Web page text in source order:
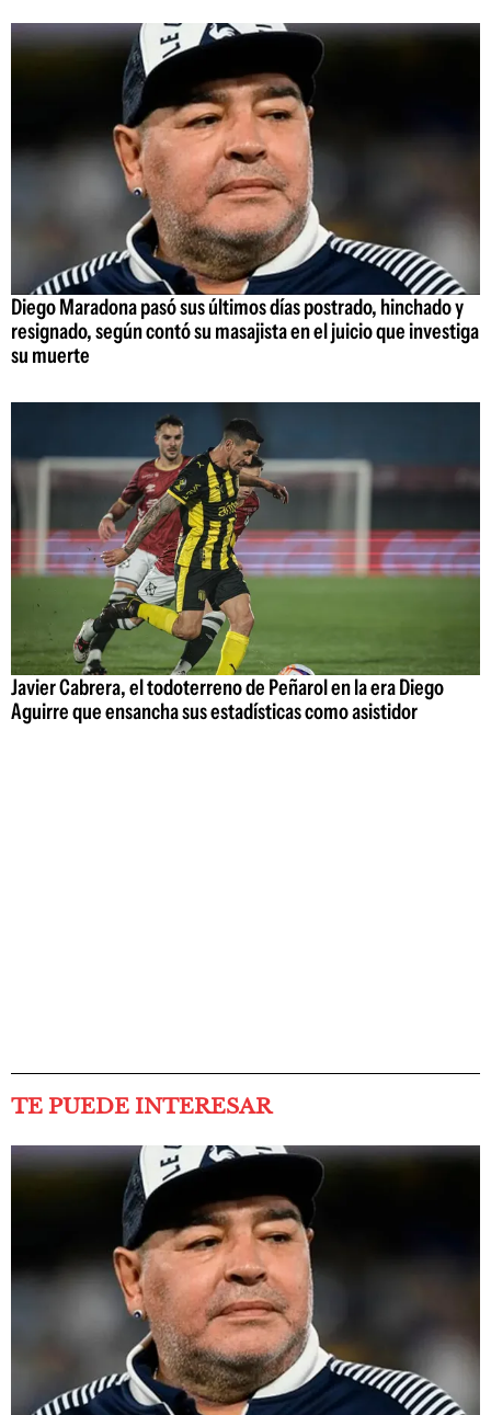
Diego Maradona pasó sus últimos días postrado, hinchado y
resignado, según contó su masajista en el juicio que investiga
su muerte
Javier Cabrera, el todoterreno de Peñarol en la era Diego
Aguirre que ensancha sus estadísticas como asistidor
TE PUEDE INTERESAR